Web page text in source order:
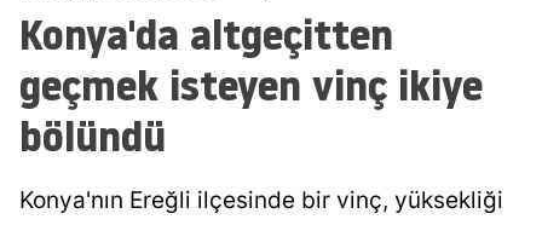
Kırşehir
Kocaeli
Kütahya
Konya'da altgeçitten
geçmek isteyen vinç ikiye
bölündü
Konya'nın Ereğli ilçesinde bir vinç, yüksekliği